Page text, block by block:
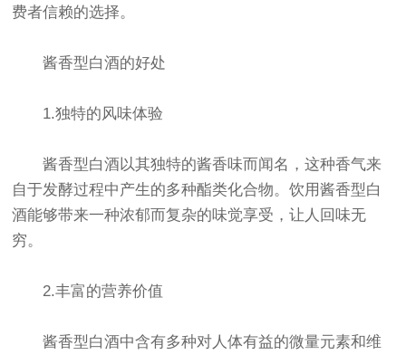
费者信赖的选择。
酱香型白酒的好处
1.独特的风味体验
酱香型白酒以其独特的酱香味而闻名，这种香气来
自于发酵过程中产生的多种酯类化合物。饮用酱香型白
酒能够带来一种浓郁而复杂的味觉享受，让人回味无
穷。
2.丰富的营养价值
酱香型白酒中含有多种对人体有益的微量元素和维